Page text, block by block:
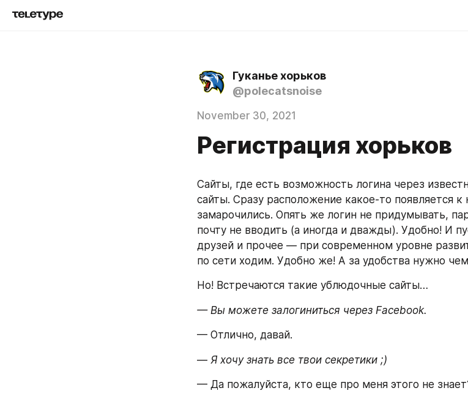
Гуканье хорьков
@polecatsnoise
November 30, 2021
Регистрация хорьков
Сайты, где есть возможность логина через
сайты. Сразу расположение какое-то появляется к
замарочились. Опять же логин не придумывать,
почту не вводить (а иногда и дважды). Удобно! И
друзей и прочее — при современном уровне
по сети ходим. Удобно же! А за удобства нужно
Но! Встречаются такие ублюдочные сайты…
— Вы можете залогиниться через Facebook.
— Отлично, давай.
— Я хочу знать все твои секретики ;)
— Да пожалуйста, кто еще про меня этого не